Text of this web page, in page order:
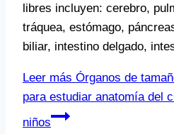
libres incluyen: cerebro,
tráquea, estómago,
biliar, intestino delgado,
Leer más Órganos de
para estudiar anatomía del
niños